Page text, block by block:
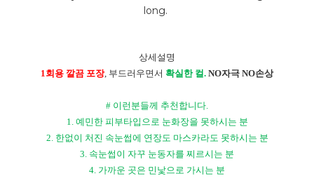
long.
상세설명
1회용 깔끔 포장, 부드러우면서 확실한 컬. NO자극 NO손상
# 이런분들께 추천합니다.
1. 예민한 피부타입으로 눈화장을 못하시는 분
2. 한없이 처진 속눈썹에 연장도 마스카라도 못하시는 분
3. 속눈썹이 자꾸 눈동자를 찌르시는 분
4. 가까운 곳은 민낯으로 가시는 분